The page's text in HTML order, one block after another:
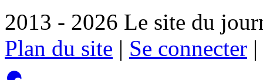
2013 - 2026 Le site du
Plan du site | Se connecter |